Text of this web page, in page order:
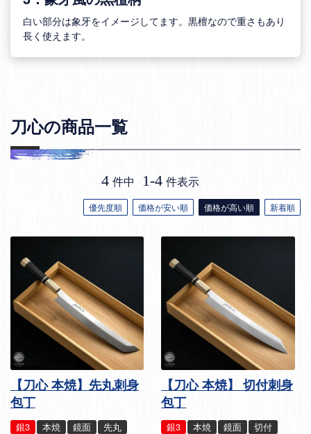
白い部分は象牙をイメージしてます。黒檀なので重さもあり
長く使えます。
刀心の商品一覧
優先度順 価格が安い順 価格が高い順 新着順
4 件中 1-4 件表示
【刀心 本焼】先丸刺身
包丁
銀3 本焼 鏡面 先丸
【刀心 本焼】 切付刺身
包丁
銀3 本焼 鏡面 切付